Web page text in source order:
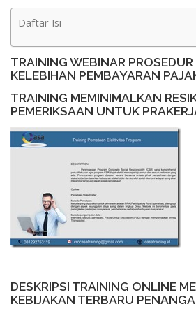
Daftar Isi
TRAINING WEBINAR
KELEBIHAN PEMBAYARAN
TRAINING MEMINIMALKAN
PEMERIKSAAN UNTUK
DESKRIPSI TRAINING ONLINE
KEBIJAKAN TERBARU